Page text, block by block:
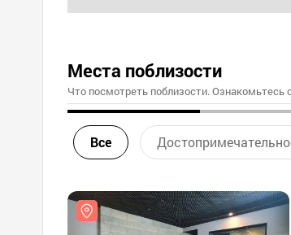
Места поблизости
Что посмотреть поблизости.
Все